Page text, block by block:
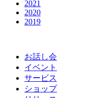
2021
2020
2019
お話し会
イベント
サービス
ショップ